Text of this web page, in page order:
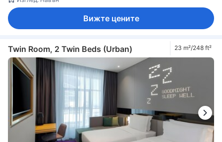
Вижте цените
Twin Room, 2 Twin Beds (Urban) 23 m²/248 ft²